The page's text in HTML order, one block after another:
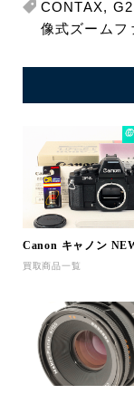
CONTAX, G2
像式ズームフ
Canon キャノン
買取商品一覧